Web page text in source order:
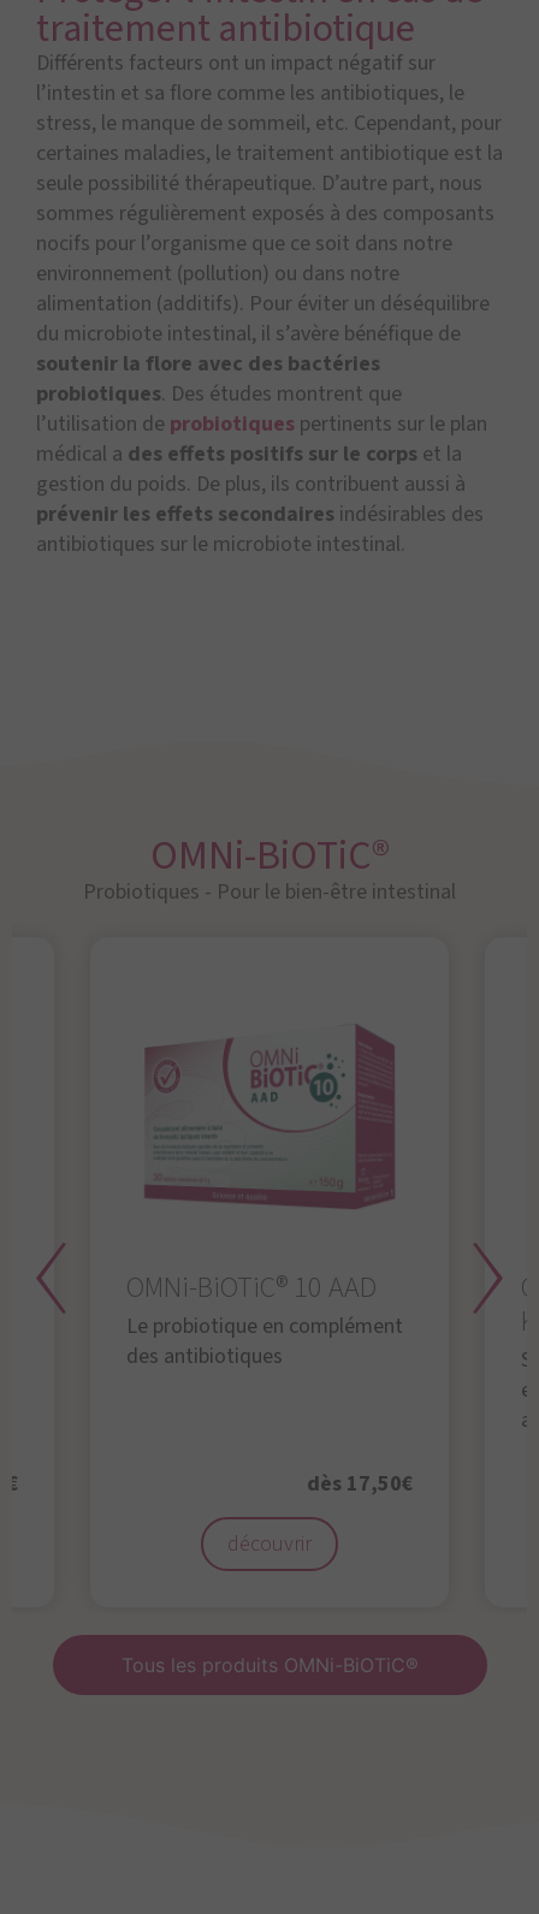
traitement antibiotique
Différents facteurs ont un impact négatif sur
l’intestin et sa flore comme les antibiotiques, le
stress, le manque de sommeil, etc. Cependant, pour
certaines maladies, le traitement antibiotique est la
seule possibilité thérapeutique. D’autre part, nous
sommes régulièrement exposés à des composants
nocifs pour l’organisme que ce soit dans notre
environnement (pollution) ou dans notre
alimentation (additifs). Pour éviter un déséquilibre
du microbiote intestinal, il s’avère bénéfique de
soutenir la flore avec des bactéries
probiotiques. Des études montrent que
l’utilisation de probiotiques pertinents sur le plan
médical a des effets positifs sur le corps et la
gestion du poids. De plus, ils contribuent aussi à
prévenir les effets secondaires indésirables des
antibiotiques sur le microbiote intestinal.
OMNi-BiOTiC®
Probiotiques - Pour le bien-être intestinal
OMNi-BiOTiC® 10 AAD
Le probiotique en complément
des antibiotiques
dès 17,50€
découvrir
Tous les produits OMNi-BiOTiC®